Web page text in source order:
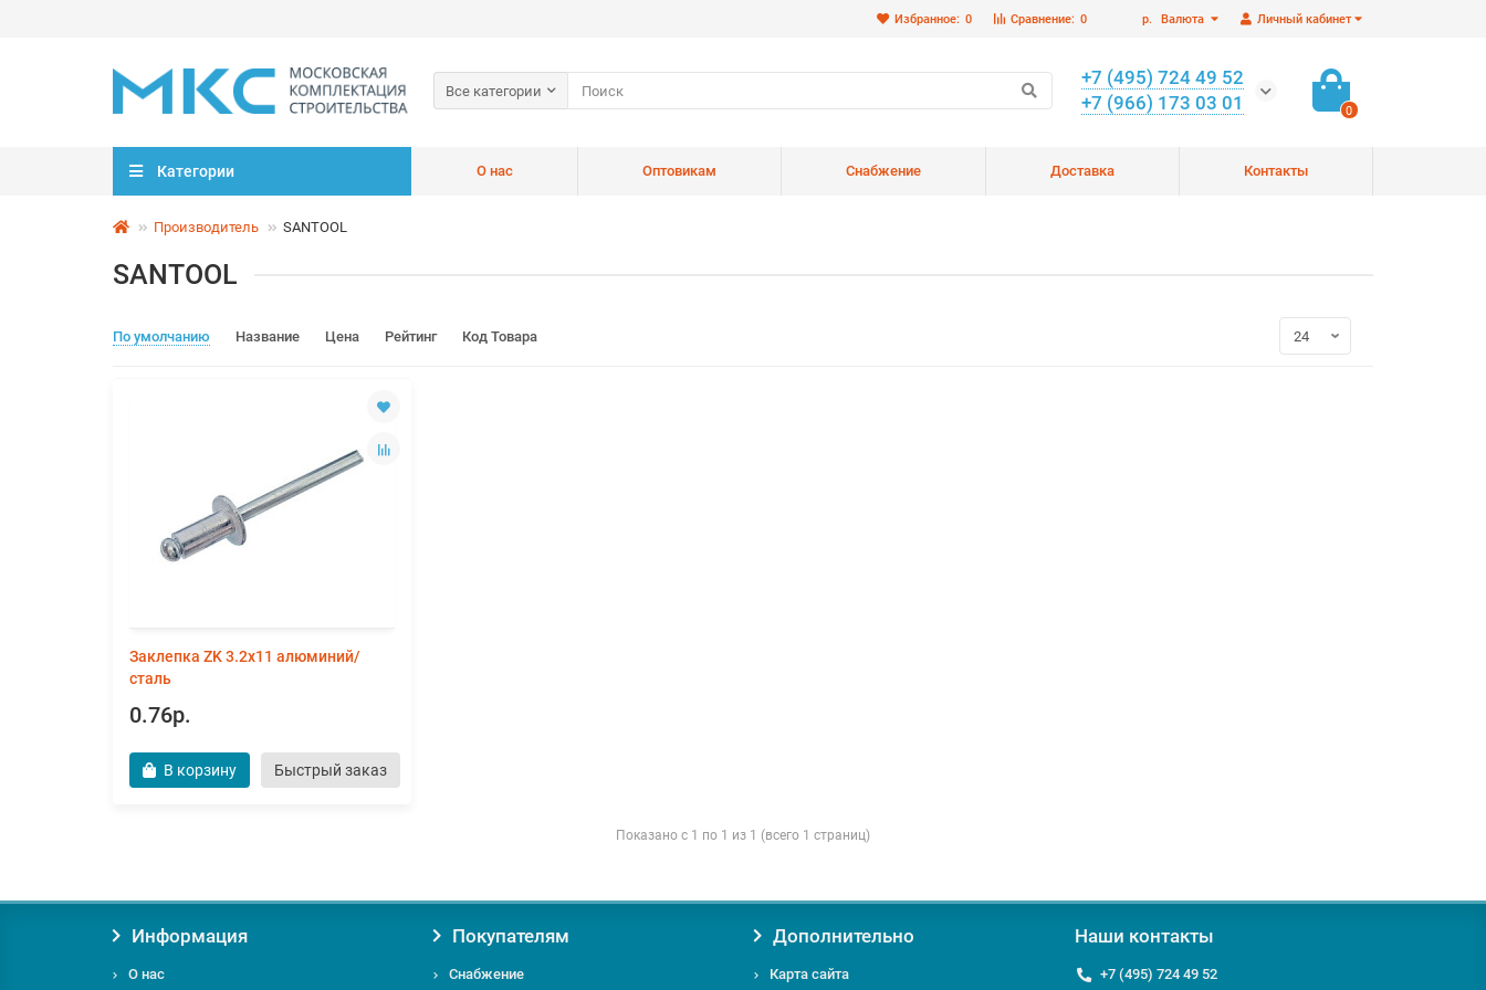
Личный кабинет
р. Валюта
Сравнение: 0
Избранное: 0
Все категории
+7 (495) 724 49 52
+7 (966) 173 03 01
0
Категории О нас Оптовикам Снабжение Доставка Контакты
Производитель SANTOOL
SANTOOL
По умолчанию Название Цена Рейтинг Код Товара
Заклепка ZK 3.2x11 алюминий/
сталь
0.76р.
В корзину Быстрый заказ
Показано с 1 по 1 из 1 (всего 1 страниц)
Информация
О нас
Покупателям
Снабжение
Дополнительно
Карта сайта
Наши контакты
+7 (495) 724 49 52